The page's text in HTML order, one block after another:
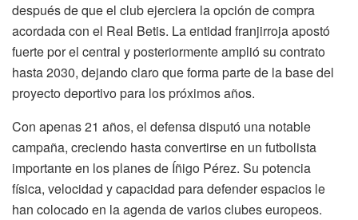
después de que el club ejerciera la opción de compra
acordada con el Real Betis. La entidad franjirroja apostó
fuerte por el central y posteriormente amplió su contrato
hasta 2030, dejando claro que forma parte de la base del
proyecto deportivo para los próximos años.
Con apenas 21 años, el defensa disputó una notable
campaña, creciendo hasta convertirse en un futbolista
importante en los planes de Íñigo Pérez. Su potencia
física, velocidad y capacidad para defender espacios le
han colocado en la agenda de varios clubes europeos.